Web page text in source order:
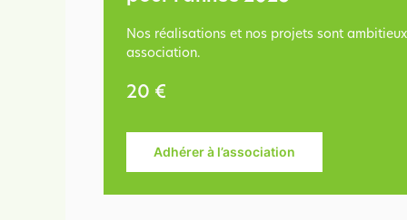
Nos réalisations et nos projets sont
association.
20 €
Adhérer à l’association